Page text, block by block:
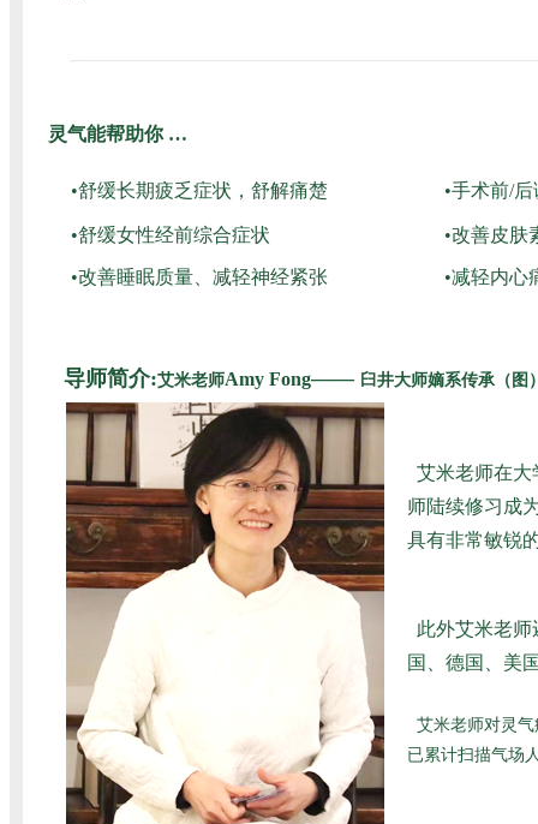
灵气能帮助你 …
•舒缓长期疲乏症状，舒解痛楚 •手术前/
•舒缓女性经前综合症状 •改善皮肤
•改善睡眠质量、减轻神经紧张 •减轻内心
导师简介:艾米老师Amy Fong—— 臼井大师嫡系传承（图
艾米老师在大
师陆续修习成
具有非常敏锐
此外艾米老
国、德国、美
艾米老师对灵
已累计扫描气场